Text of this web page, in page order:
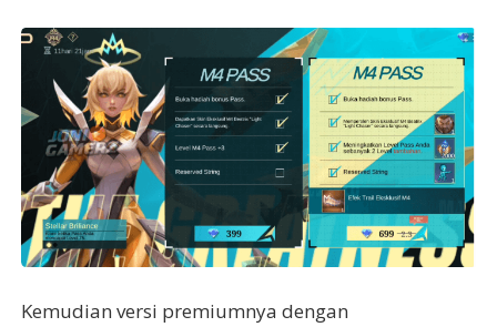
Kemudian versi premiumnya dengan